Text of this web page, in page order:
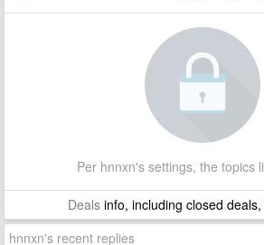
Per hnnxn's settings, the topics
Dealsinfo, including closed
hnnxn's recent replies